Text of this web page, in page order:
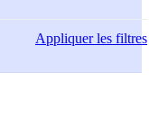
Appliquerles filtres